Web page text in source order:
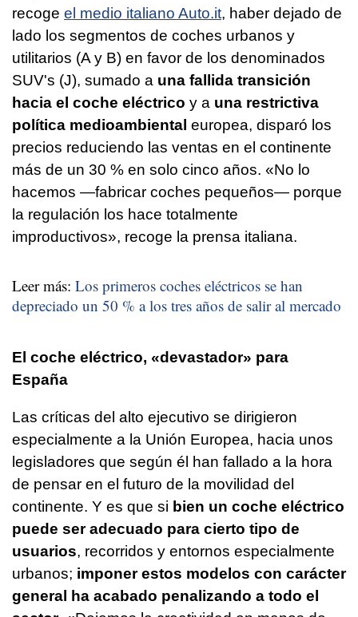
recoge el medio italiano Auto.it, haber dejado de
lado los segmentos de coches urbanos y
utilitarios (A y B) en favor de los denominados
SUV's (J), sumado a una fallida transición
hacia el coche eléctrico y a una restrictiva
política medioambiental europea, disparó los
precios reduciendo las ventas en el continente
más de un 30 % en solo cinco años. «No lo
hacemos —fabricar coches pequeños— porque
la regulación los hace totalmente
improductivos», recoge la prensa italiana.
Leer más: Los primeros coches eléctricos se han
depreciado un 50 % a los tres años de salir al mercado
El coche eléctrico, «devastador» para
España
Las críticas del alto ejecutivo se dirigieron
especialmente a la Unión Europea, hacia unos
legisladores que según él han fallado a la hora
de pensar en el futuro de la movilidad del
continente. Y es que si bien un coche eléctrico
puede ser adecuado para cierto tipo de
usuarios, recorridos y entornos especialmente
urbanos; imponer estos modelos con carácter
general ha acabado penalizando a todo el